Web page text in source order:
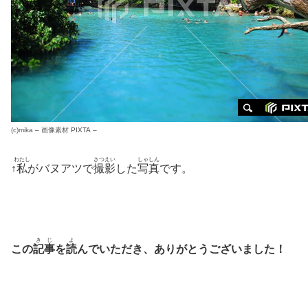
(c)mika – 画像素材 PIXTA –
↑私
わたし
がバヌアツで撮影
さつえい
した写真
しゃしん
です。
この記事
きじ
を読
よ
んでいただき、ありがとうございました！